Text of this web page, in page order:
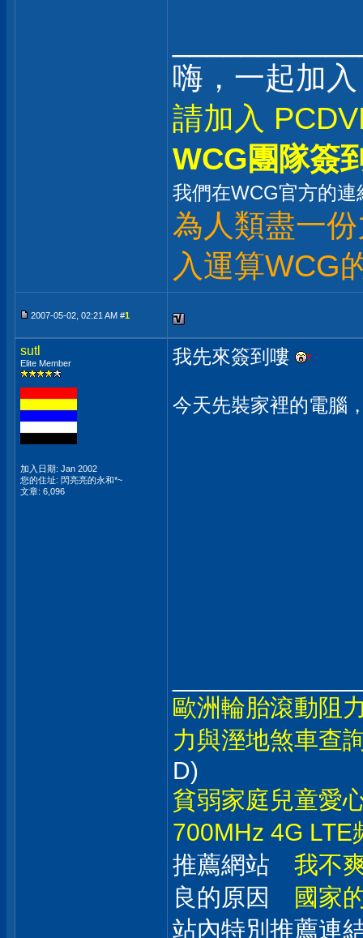
嗨，一起加入
請加入
WCG團隊簽
我們在WCG官方的連
為人類盡一
入運算WCG
2007-05-02, 02:21 AM #1
sutl
Elite Member
加入日期: Jan 2002
您的住址: 閃亮亮的永和*~
文章: 6,096
我先來簽到嘍
今天先裝家裡的電腦
歐洲輪胎滾動阻
力與溼地煞車查
D)
貧弱家庭兒童愛
700MHz 4G LTE
推薦網站 我不
良的原因
國家
站內特別推薦